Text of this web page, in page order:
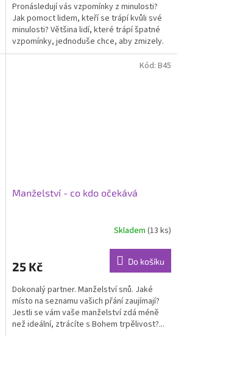
Pronásledují vás vzpomínky z minulosti?
Jak pomoct lidem, kteří se trápí kvůli své
minulosti? Většina lidí, které trápí špatné
vzpomínky, jednoduše chce, aby zmizely.
Jiní je...
Manželství - co kdo očekává
Skladem (13 ks)
25 Kč Do košíku
Dokonalý partner. Manželství snů. Jaké
místo na seznamu vašich přání zaujímají?
Jestli se vám vaše manželství zdá méně
než ideální, ztrácíte s Bohem trpělivost?...
Kód: B45